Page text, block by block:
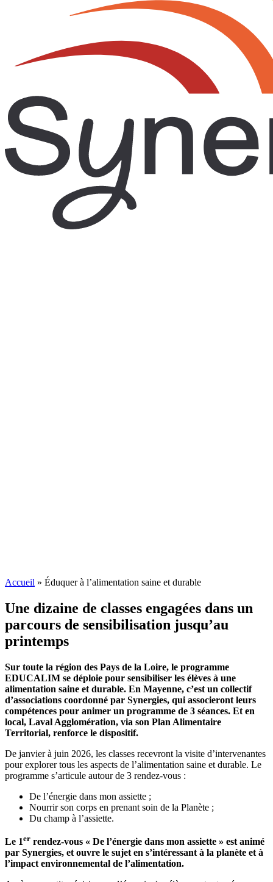
Accueil » Éduquer à l’alimentation saine et durable
Une dizaine de classes engagées dans un
parcours de sensibilisation jusqu’au
printemps
Sur toute la région des Pays de la Loire, le programme
EDUCALIM se déploie pour sensibiliser les élèves à une
alimentation saine et durable. En Mayenne, c’est un collectif
d’associations coordonné par Synergies, qui associeront leurs
compétences pour animer un programme de 3 séances. Et en
local, Laval Agglomération, via son Plan Alimentaire
Territorial, renforce le dispositif.
De janvier à juin 2026, les classes recevront la visite d’intervenantes
pour explorer tous les aspects de l’alimentation saine et durable. Le
programme s’articule autour de 3 rendez-vous :
De l’énergie dans mon assiette ;
Nourrir son corps en prenant soin de la Planète ;
Du champ à l’assiette.
Le 1er rendez-vous « De l’énergie dans mon assiette » est animé
par Synergies, et ouvre le sujet en s’intéressant à la planète et à
l’impact environnemental de l’alimentation.